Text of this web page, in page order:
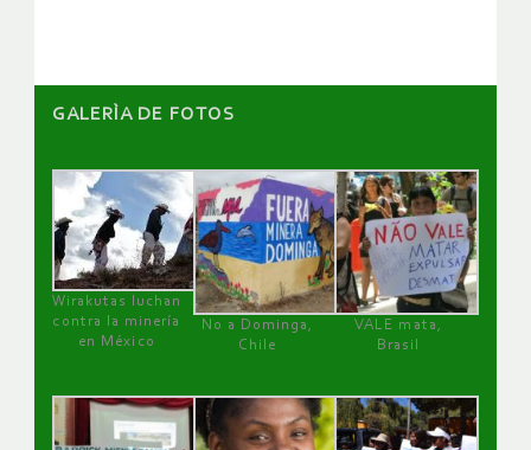
GALERÌA DE FOTOS
Wirakutas luchan
contra la minería
en México
No a Dominga,
Chile
VALE mata,
Brasil